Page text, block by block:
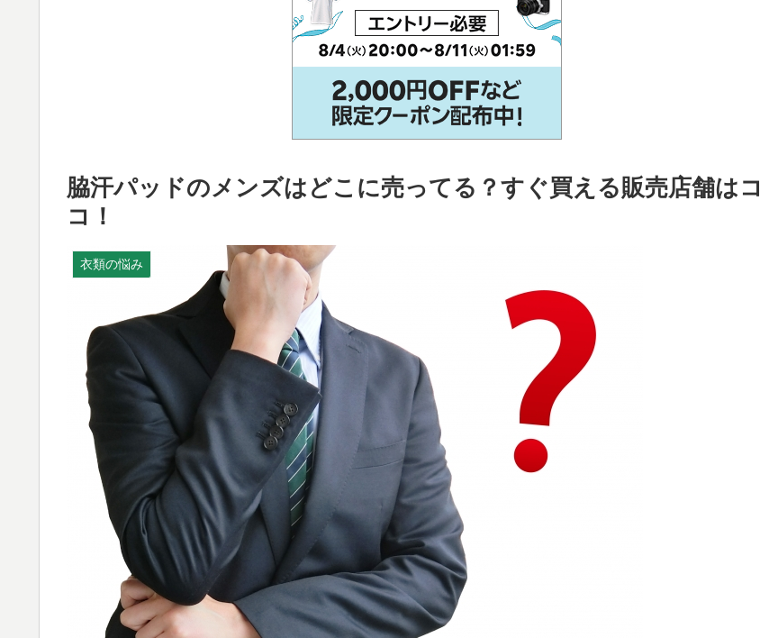
脇汗パッドのメンズはどこに売ってる？すぐ買える販売店舗はコ
コ！
衣類の悩み